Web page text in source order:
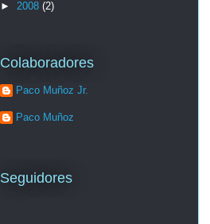
► 2008 (2)
Colaboradores
Paco Muñoz Jr.
Paco Muñoz
Seguidores